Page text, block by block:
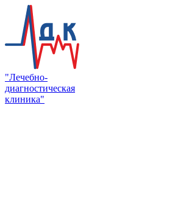
"Лечебно-
диагностическая
клиника"